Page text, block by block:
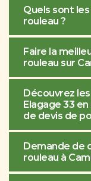
Quels sont
rouleau ?
Faire la
rouleau sur
Découvrez
Elagage 33
de devis de
Demande de
rouleau à